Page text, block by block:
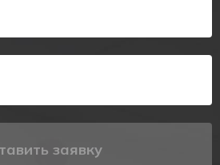
целей.
Р МЭК 60598-1, ГОСТ Р МЭК
аккумулятора
заявку